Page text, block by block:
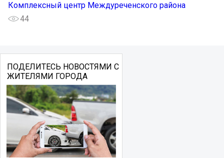
Комплексный центр Междуреченского района
44
ПОДЕЛИТЕСЬ НОВОСТЯМИ С
ЖИТЕЛЯМИ ГОРОДА